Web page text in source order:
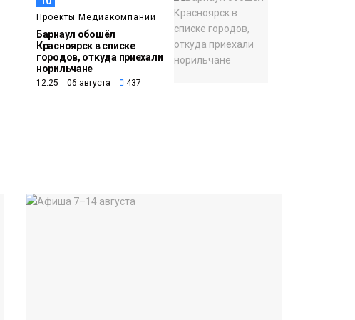
Проекты Медиакомпании
Барнаул обошёл
Красноярск в списке
городов, откуда приехали
норильчане
12:25 06 августа 437